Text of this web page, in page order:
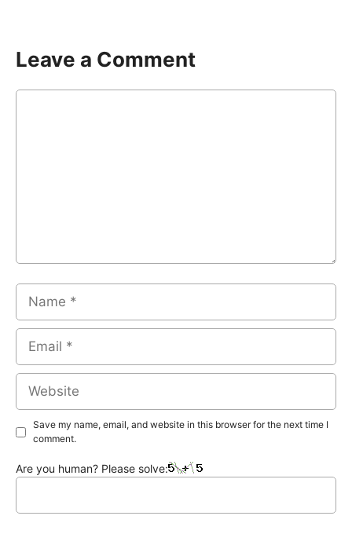
Leave a Comment
Save my name, email, and website in this browser for the next time I
comment.
Are you human? Please solve: